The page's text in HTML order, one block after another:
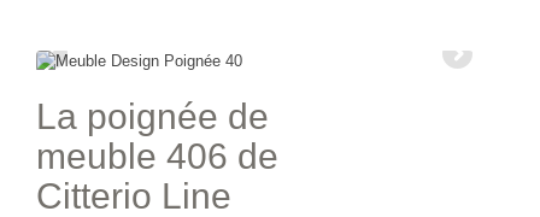
La poignée de
meuble 406 de
Citterio Line